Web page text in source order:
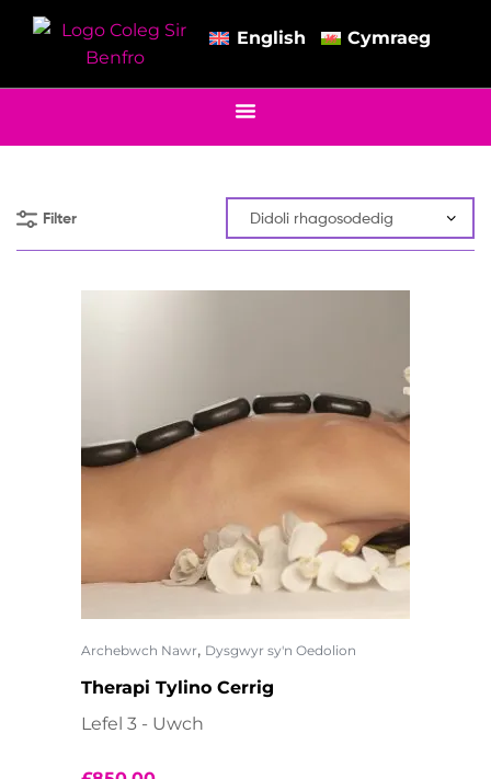
English Cymraeg
Filter
Archebwch Nawr, Dysgwyr sy'n Oedolion
Therapi Tylino Cerrig
Lefel 3 - Uwch